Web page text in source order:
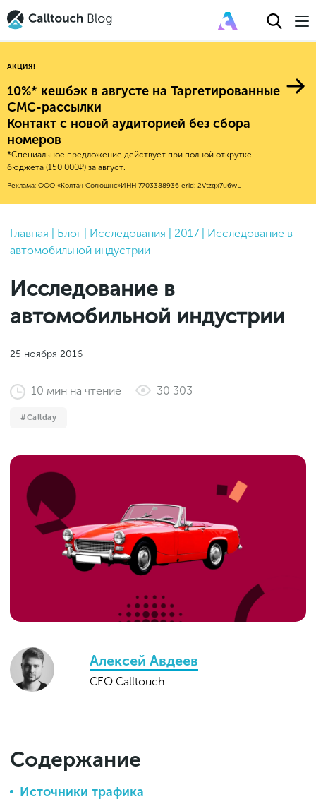
Авторитейл
Финансы
Е-коммерс
Недвижимость
HoReCa
Бьюти
Услуги
2025
2024
2022
2021
2020
2017
Новые продукты
Эксплейнеры
Обновления продуктов Calltouch
Обучение работы с инструментами
Calltouch
Индекс здоровья российского
Mental Health
Привлечение
Конверсия
Аналитика
Финансы и бухгалтерия
Законы и документы
Старт и идеи
Продажи и маркетплейсы
Словарь маркетолога
Callday
MeetUp
АКЦИЯ!
10%* кешбэк в августе на Таргетированные
СМС-рассылки
Контакт с новой аудиторией без сбора
номеров
*Специальное предложение действует при полной открутке
бюджета (150 000₽) за август.
Реклама: ООО «Колтач Солюшнс»ИНН 7703388936 erid: 2Vtzqx7u6wL
Главная Блог Исследования 2017
Исследование в
автомобильной индустрии
Исследование в
автомобильной индустрии
25 ноября 2016
10 мин на чтение 30 303
Callday
Алексей Авдеев
CEO Calltouch
Содержание
Источники трафика